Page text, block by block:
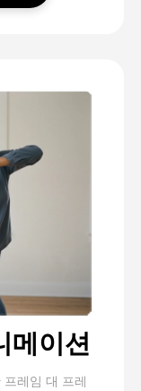
메이션
레임 대 프레